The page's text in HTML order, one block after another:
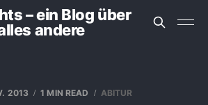
– ein Blog über
andere
2013 1 MIN READ ABITUR